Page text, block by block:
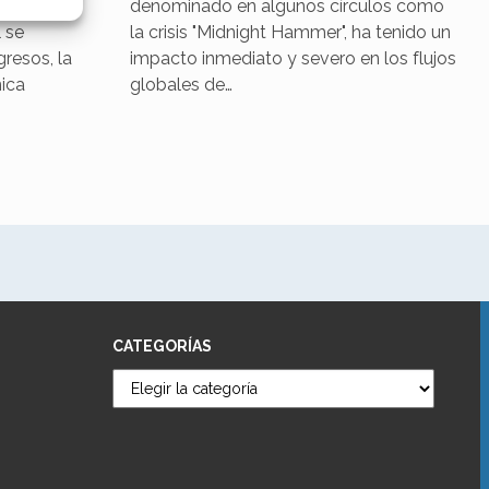
activo
se
la
denominado en algunos círculos como
la crisis "Midnight Hammer", ha tenido un
impacto inmediato y severo en los flujos
globales de…
CATEGORÍAS